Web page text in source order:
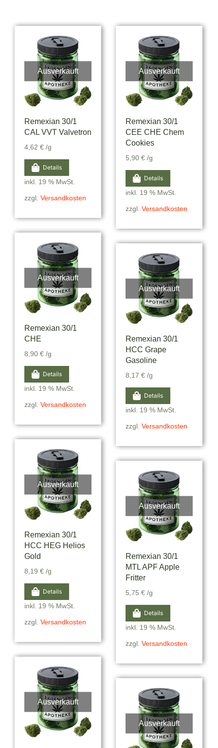
Ausverkauft
Remexian 30/1
CAL VVT Valvetron
4,62 € /g
Details
inkl. 19 % MwSt.
zzgl. Versandkosten
Ausverkauft
Remexian 30/1
CEE CHE Chem
Cookies
5,90 € /g
Details
inkl. 19 % MwSt.
zzgl. Versandkosten
Ausverkauft
Remexian 30/1
CHE
8,90 € /g
Details
inkl. 19 % MwSt.
zzgl. Versandkosten
Ausverkauft
Remexian 30/1
HCC Grape
Gasoline
8,17 € /g
Details
inkl. 19 % MwSt.
zzgl. Versandkosten
Ausverkauft
Remexian 30/1
HCC HEG Helios
Gold
8,19 € /g
Details
inkl. 19 % MwSt.
zzgl. Versandkosten
Ausverkauft
Remexian 30/1
MTL APF Apple
Fritter
5,75 € /g
Details
inkl. 19 % MwSt.
zzgl. Versandkosten
Ausverkauft
Ausverkauft